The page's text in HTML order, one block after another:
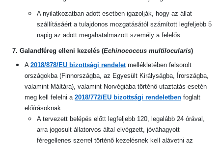
A nyilatkozatban adott esetben igazolják, hogy az állat
szállításáért a tulajdonos mozgatásától számított legfeljebb 5
napig az adott megahatalmazott személy a felelős.
7. Galandféreg elleni kezelés (Echinococcus multilocularis)
A 2018/878/EU bizottsági rendeletmellékletében felsorolt
országokba (Finnországba, az Egyesült Királyságba, Írországba,
valamint Máltára), valamint Norvégiába történő utaztatás esetén
meg kell felelni a 2018/772/EU bizottsági rendeletben foglalt
előírásoknak.
A tervezett belépés előtt legfeljebb 120, legalább 24 órával,
arra jogosult állatorvos által elvégzett, jóváhagyott
féregellenes szerrel történő kezelésnek kell alávetni az